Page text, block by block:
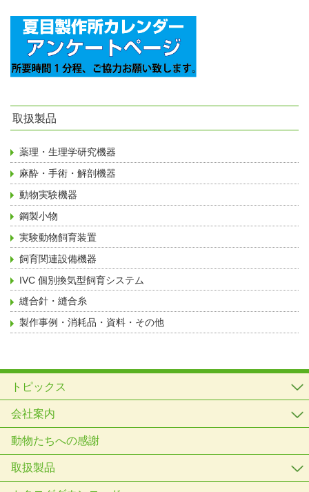
取扱製品
薬理・生理学研究機器
麻酔・手術・解剖機器
動物実験機器
鋼製小物
実験動物飼育装置
飼育関連設備機器
IVC 個別換気型飼育システム
縫合針・縫合糸
製作事例・消耗品・資料・その他
トピックス
会社案内
動物たちへの感謝
取扱製品